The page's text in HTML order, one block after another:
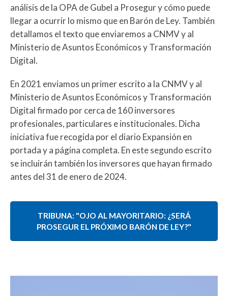
análisis de la OPA de Gubel a Prosegur y cómo puede
llegar a ocurrir lo mismo que en Barón de Ley. También
detallamos el texto que enviaremos a CNMV y al
Ministerio de Asuntos Económicos y Transformación
Digital.
En 2021 enviamos un primer escrito a la CNMV y al
Ministerio de Asuntos Económicos y Transformación
Digital firmado por cerca de 160 inversores
profesionales, particulares e institucionales. Dicha
iniciativa fue recogida por el diario Expansión en
portada y a página completa. En este segundo escrito
se incluirán también los inversores que hayan firmado
antes del 31 de enero de 2024.
TRIBUNA: "OJO AL MAYORITARIO: ¿SERÁ
PROSEGUR EL PRÓXIMO BARÓN DE LEY?"